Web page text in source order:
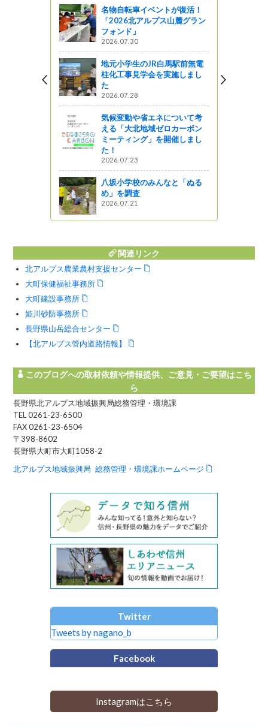
名物自転車イベントが復活！
「2026北アルプス山麓グラン
フォンド」
2026.07.30
地元小学生のJR白馬駅前無電
柱化工事見学会を実施しまし
た
2026.07.28
気候変動や省エネについて考
える「大北地域ゼロカーボン
ミーティング」を開催しまし
た！
2026.07.23
八坂小学校のみんなと「ぬる
め」を調査
2026.07.21
関連リンク
北アルプス農業農村支援センター
大町保健福祉事務所
大町建設事務所
姫川砂防事務所
長野県山岳総合センター
【北アルプス管内道路情報】
このブログへの取材依頼や情報提供、ご意見・ご要望はこち
ら
長野県北アルプス地域振興局総務管理・環境課
TEL 0261-23-6500
FAX 0261-23-6504
〒398-8602
長野県大町市大町1058-2
北アルプス地域振興局 総務管理・環境課ホームページ
Twitter
Tweets by nagano_b
Facebook
Instagramはこちら